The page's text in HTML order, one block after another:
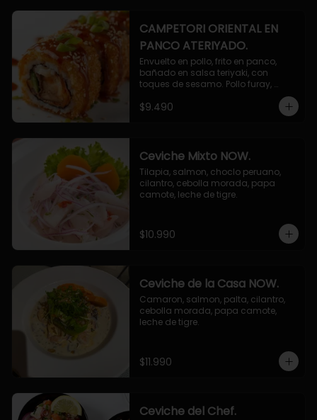
CAMPETORI ORIENTAL EN
PANCO ATERIYADO.
Envuelto en pollo, frito en panco,
bañado en salsa teriyaki, con
toques de sesamo. Pollo furay,
queso, champiñon furay, cebollin.
$9.490
Ceviche Mixto NOW.
Tilapia, salmon, choclo peruano,
cilantro, cebolla morada, papa
camote, leche de tigre.
$10.990
Ceviche de la Casa NOW.
Camaron, salmon, palta, cilantro,
cebolla morada, papa camote,
leche de tigre.
$11.990
Ceviche del Chef.